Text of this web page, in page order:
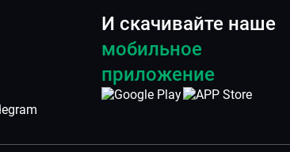
И скачивайте наше
мобильное
приложение